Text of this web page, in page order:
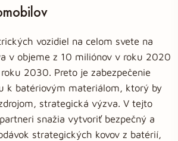
vozidiel na celom svete na
v objeme z 10 miliónov v roku 2020
2030. Preto je zabezpečenie
k batériovým materiálom, ktorý by
strategická výzva. V tejto
snažia vytvoriť bezpečný a
strategických kovov z batérií,